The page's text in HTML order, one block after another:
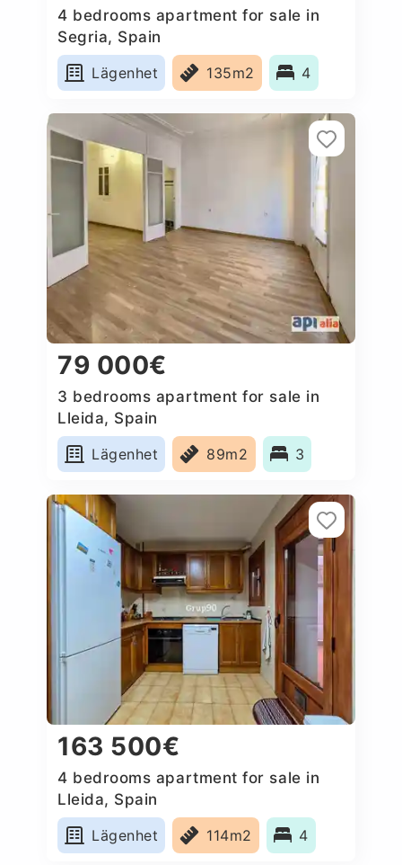
4 bedrooms apartment for sale in
Segria, Spain
Lägenhet
135m2 4
79 000€
3 bedrooms apartment for sale in
Lleida, Spain
Lägenhet
89m2 3
163 500€
4 bedrooms apartment for sale in
Lleida, Spain
Lägenhet
114m2 4